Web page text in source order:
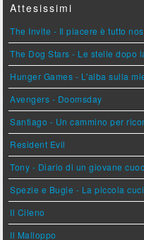
Attesissimi
The Invite - Il piacere è tutto
The Dog Stars - Le stelle dopo
Hunger Games - L'alba sulla
Avengers - Doomsday
Santiago - Un cammino per
Resident Evil
Tony - Diario di un giovane
Spezie e Bugie - La piccola
Il Cileno
Il Malloppo